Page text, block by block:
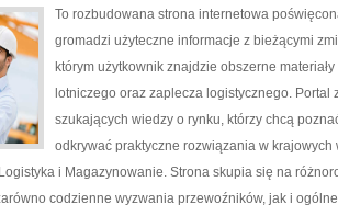
To rozbudowana strona internetowa
gromadzi użyteczne informacje z bieżącymi
którym użytkownik znajdzie obszerne
lotniczego oraz zaplecza logistycznego. Portal
szukających wiedzy o rynku, którzy chcą
odkrywać praktyczne rozwiązania w
i Magazynowanie. Strona skupia się na
codzienne wyzwania przewoźników, jak i